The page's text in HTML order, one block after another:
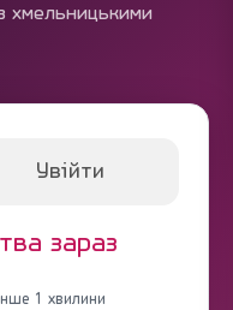
хмельницькими
Увійти
зараз
1 хвилини